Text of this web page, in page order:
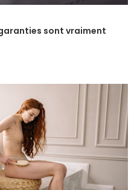
sont vraiment